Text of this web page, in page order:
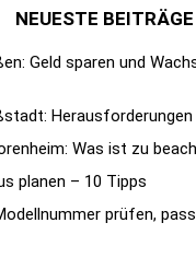
NEUESTE BEITRÄGE
Geld sparen und
Was ist zu
planen – 10 Tipps
prüfen,